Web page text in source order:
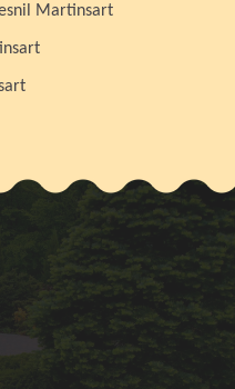
Martinsart